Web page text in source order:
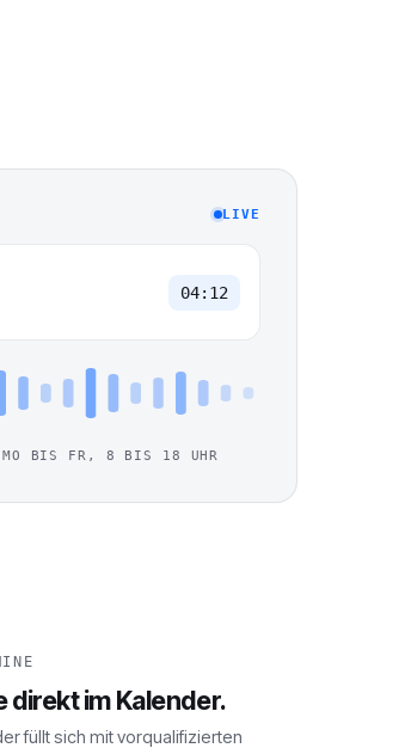
LIVE
04:12
MO BIS FR, 8 BIS 18 UHR
direkt im Kalender.
füllt sich mit vorqualifizierten